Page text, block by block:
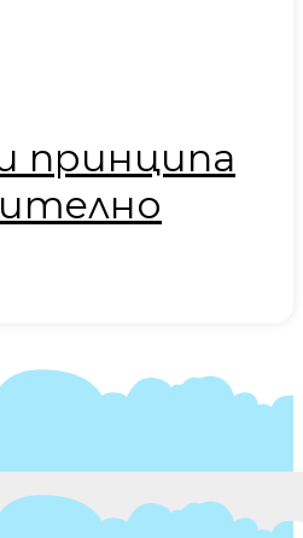
принципа